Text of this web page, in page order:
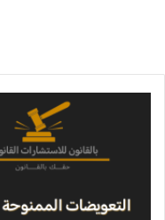
التعسفي